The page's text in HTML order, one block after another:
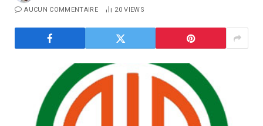
AUCUN COMMENTAIRE 20VIEWS